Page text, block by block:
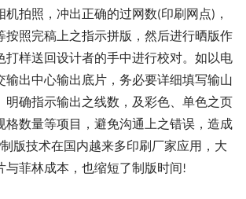
机拍照，冲出正确的过网数(印刷网点)，
按照完稿上之指示拼版，然后进行晒版作
打样送回设计者的手中进行校对。如以电
输出中心输出底片，务必要详细填写输山
明确指示输出之线数，及彩色、单色之页
格数量等项目，避免沟通上之错误，造成
制版技术在国内越来多印刷厂家应用，大
与菲林成本，也缩短了制版时间!